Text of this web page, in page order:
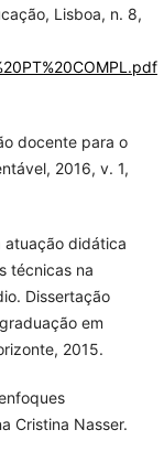
Lisboa, n. 8,
docente para o
2016, v. 1,
atuação didática
técnicas na
Dissertação
em
2015.
Cristina Nasser.